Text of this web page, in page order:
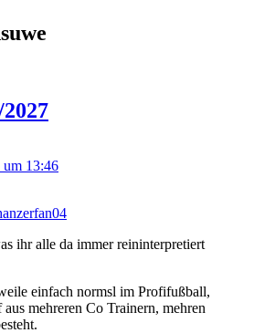
um 13:46
ihr alle da immer reininterpretiert
einfach normsl im Profifußball,
aus mehreren Co Trainern, mehren